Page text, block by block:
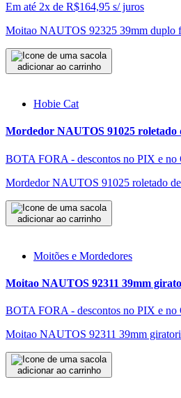
Em até 2x de R$164,95 s/ juros
Moitao NAUTOS 92325 39mm duplo
adicionar ao carrinho
Hobie Cat
Mordedor NAUTOS 91025 roletado
BOTA FORA - descontos no PIX e no
Mordedor NAUTOS 91025 roletado
adicionar ao carrinho
Moitões e Mordedores
Moitao NAUTOS 92311 39mm
BOTA FORA - descontos no PIX e no
Moitao NAUTOS 92311 39mm
adicionar ao carrinho